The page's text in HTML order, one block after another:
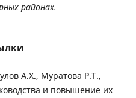
районах.
А.Х., Муратова Р.Т.,
и повышение их